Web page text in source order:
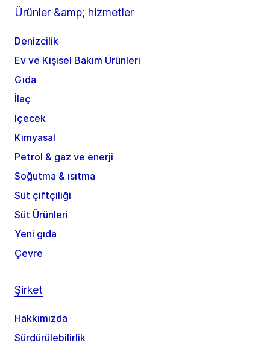
Ürünler &amp; hizmetler
Denizcilik
Ev ve Kişisel Bakım Ürünleri
Gıda
İlaç
İçecek
Kimyasal
Petrol & gaz ve enerji
Soğutma & ısıtma
Süt çiftçiliği
Süt Ürünleri
Yeni gıda
Çevre
Şirket
Hakkımızda
Sürdürülebilirlik